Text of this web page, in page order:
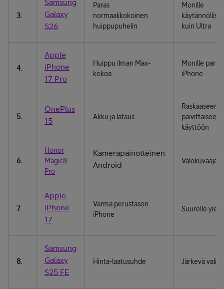
3.
Samsung
Galaxy
S26
Paras
normaalikokoinen
huippupuhelin
Monille
kuin Ultra
4.
Apple
iPhone
17 Pro
Huippu ilman Max-
kokoa
Monille paras
iPhone
5.
OnePlus
15
Akku ja lataus
Raskaaseen
päivittäiseen
käyttöön
6.
Honor
Magic8
Pro
Kamerapainotteinen
Android
Valokuvaajalle
7.
Apple
iPhone
17
Varma perustason
iPhone
Suurelle
8.
Samsung
Galaxy
S25 FE
Hinta-laatusuhde Järkevä